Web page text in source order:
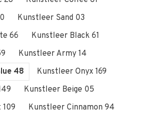
Kunstleer Sand 03
66
Kunstleer Black 61
Kunstleer Army 14
48
Kunstleer Onyx 169
Kunstleer Beige 05
Kunstleer Cinnamon 94